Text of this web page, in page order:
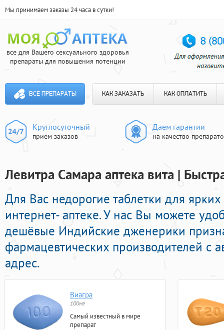
Мы принимаем заказы 24 часа в сутки!
все для Вашего сексуального здоровья
препараты для повышения потенции
ВСЕ ПРЕПАРАТЫ КАК ЗАКАЗАТЬ КАК ОПЛАТИТЬ
Круглосуточный
прием заказов
Даем гарантии
на качество
Левитра Самара аптека вита |
Для Вас недорогие таблетки для
интернет- аптеке. У нас Вы можете
дешёвые Индийские дженерики
фармацевтических производителей с
адрес.
Виагра
100мг
Самый известный в мире
препарат